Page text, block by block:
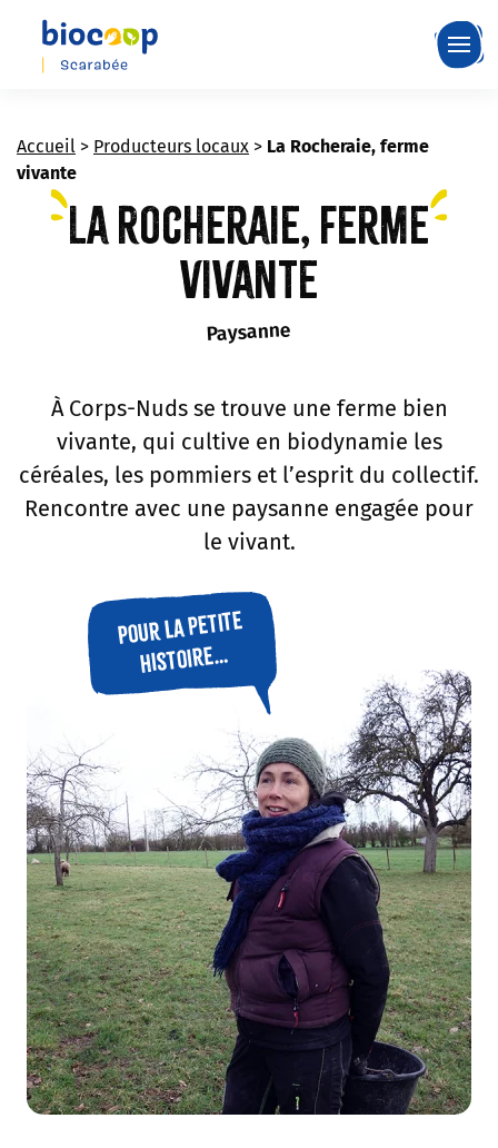
Skip
content
Accueil > Producteurs locaux > La Rocheraie, ferme
vivante
La Rocheraie, ferme
vivante
Paysanne
À Corps-Nuds se trouve une ferme bien
vivante, qui cultive en biodynamie les
céréales, les pommiers et l’esprit du collectif.
Rencontre avec une paysanne engagée pour
le vivant.
Pour la petite
histoire…